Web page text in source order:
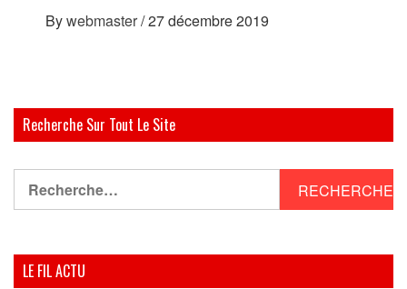
Bywebmaster/27 décembre 2019
Recherche Sur Tout Le Site
LE FIL ACTU